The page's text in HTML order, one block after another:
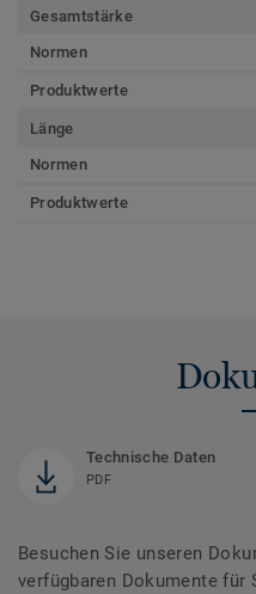
Gesamtstärke
Normen
Produktwerte
Länge
Normen
Produktwerte
Technische Daten
PDF
Besuchen Sie unseren
verfügbaren Dokumente für